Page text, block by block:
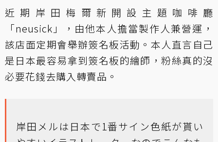
近期岸田梅爾新開設主題咖啡廳
「neusick」，由他本人擔當製作人兼營運，
該店面定期會舉辦簽名板活動。本人直言自己
是日本最容易拿到簽名板的繪師，粉絲真的沒
必要花錢去購入轉賣品。
岸田メルは日本で1番サイン色紙が貰い